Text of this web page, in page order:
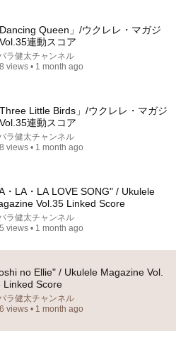
うに近所の幼なじみを追いか
呼んでいた。十七年後、就職
彼は私を見て微笑んだ。「妻
るか？」――
』ゲスト 高木ブー
Dancing Queen」/ウクレレ・マガジ
連動スコア
ラ健太チャンネル
views • 1 month ago
Three Little Birds」/ウクレレ・マガジ
連動スコア
ラ健太チャンネル
views • 1 month ago
・LA・LA LOVE SONG" / Ukulele
Vol.35 Linked Score
ラ健太チャンネル
views • 1 month ago
no Ellie" / Ukulele Magazine Vol.
Linked Score
ラ健太チャンネル
views • 1 month ago